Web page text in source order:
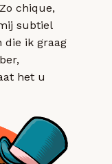
chique,
subtiel
die ik graag
het u